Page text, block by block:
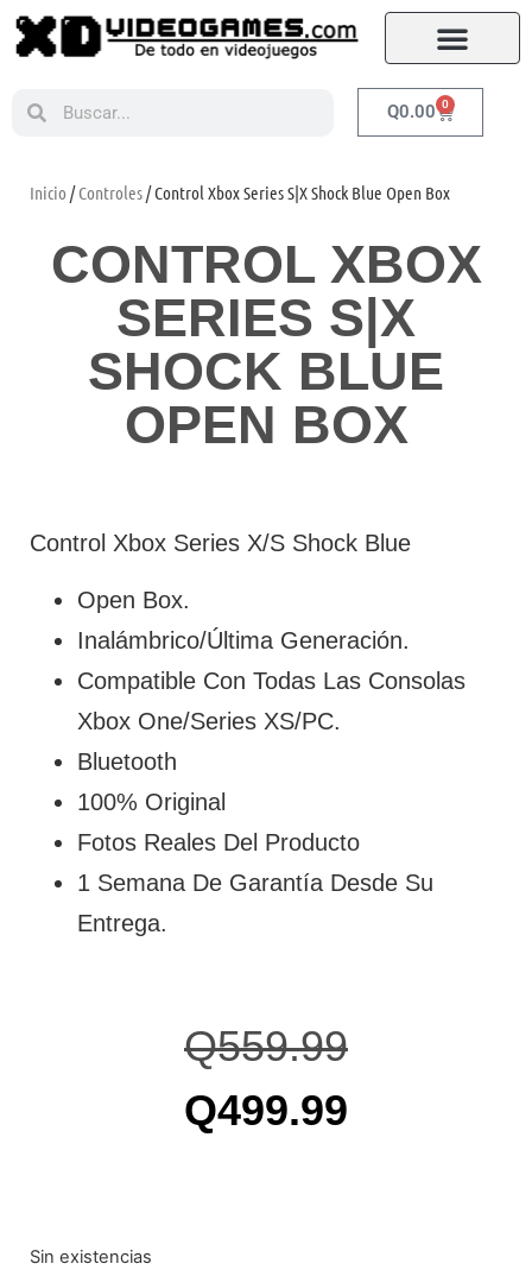
Q0.00 0
Inicio /Controles/ Control Xbox Series S|X Shock Blue Open Box
CONTROL XBOX
SERIES S|X
SHOCK BLUE
OPEN BOX
Control Xbox Series X/S Shock Blue
Open Box.
Inalámbrico/Última Generación.
Compatible Con Todas Las Consolas
Xbox One/Series XS/PC.
Bluetooth
100% Original
Fotos Reales Del Producto
1 Semana De Garantía Desde Su
Entrega.
Q559.99
Q499.99
Sin existencias